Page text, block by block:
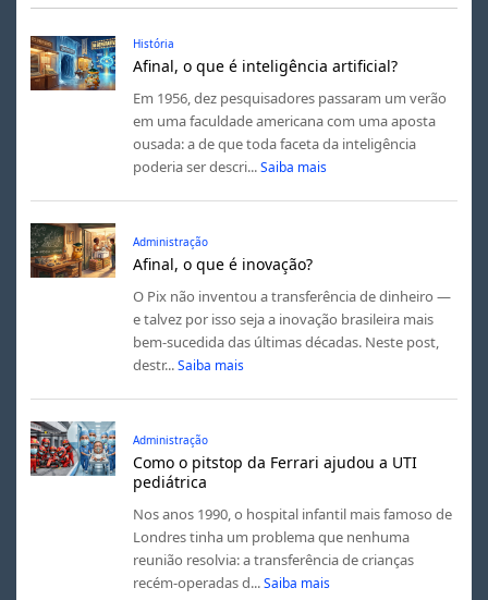
História
Afinal, o que é inteligência artificial?
Em 1956, dez pesquisadores passaram um verão
em uma faculdade americana com uma aposta
ousada: a de que toda faceta da inteligência
poderia ser descri... Saiba mais
Administração
Afinal, o que é inovação?
O Pix não inventou a transferência de dinheiro —
e talvez por isso seja a inovação brasileira mais
bem-sucedida das últimas décadas. Neste post,
destr... Saiba mais
Administração
Como o pitstop da Ferrari ajudou a UTI
pediátrica
Nos anos 1990, o hospital infantil mais famoso de
Londres tinha um problema que nenhuma
reunião resolvia: a transferência de crianças
recém-operadas d... Saiba mais